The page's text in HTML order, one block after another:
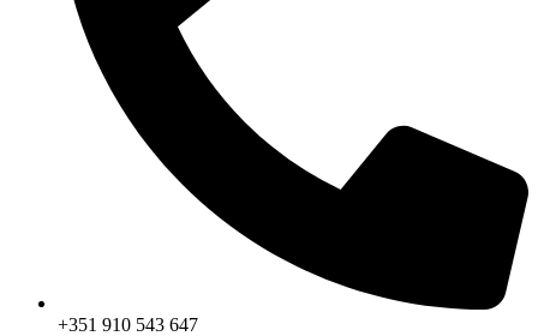
+351 910 543 647